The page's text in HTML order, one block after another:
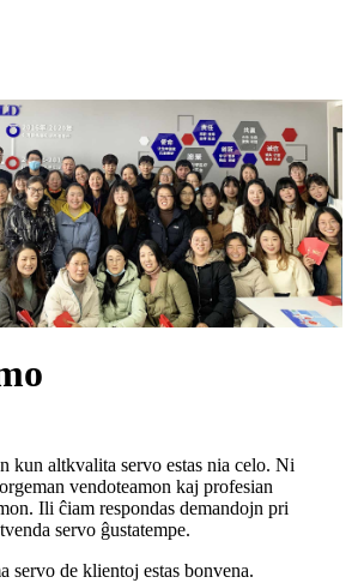
kun altkvalita servo estas nia celo. Ni
vendoteamon kaj profesian
Ili ĉiam respondas demandojn pri
servo ĝustatempe.
servo de klientoj estas bonvena.